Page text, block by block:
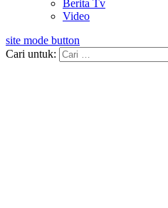
Berita Tv
Video
site mode button
Cari untuk: